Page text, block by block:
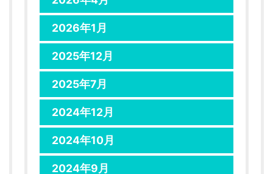
2026年1月
2025年12月
2025年7月
2024年12月
2024年10月
2024年9月